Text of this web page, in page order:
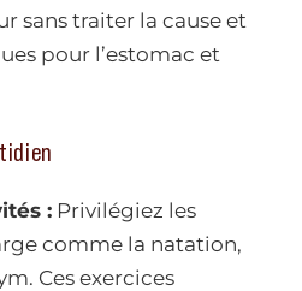
sans traiter la cause et
pour l’estomac et
: Privilégiez les
comme la natation,
Ces exercices